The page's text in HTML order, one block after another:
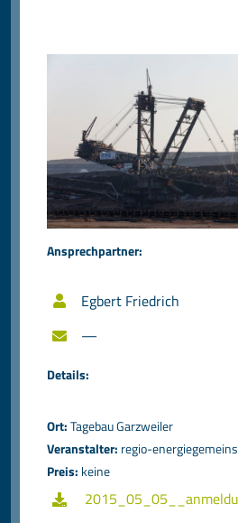
Ansprechpartner:
Egbert Friedrich
—
Details:
Ort:Tagebau Garzweiler
Veranstalter: regio-
Preis: keine